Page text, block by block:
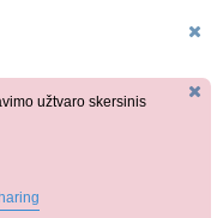
užtvaro skersinis